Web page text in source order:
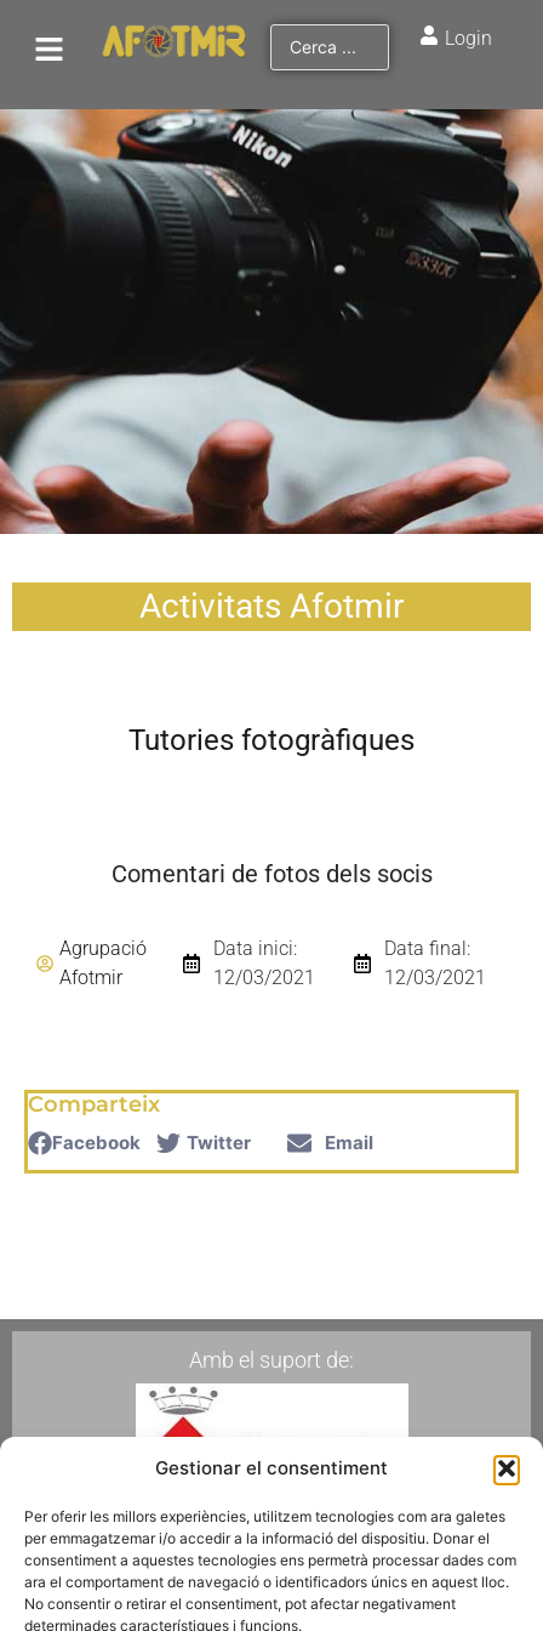
Gestionar el consentiment
Per oferir les millors experiències, utilitzem tecnologies com ara galetes
per emmagatzemar i/o accedir a la informació del dispositiu. Donar el
consentiment a aquestes tecnologies ens permetrà processar dades com
ara el comportament de navegació o identificadors únics en aquest lloc.
No consentir o retirar el consentiment, pot afectar negativament
determinades característiques i funcions.
Login
Activitats Afotmir
Tutories fotogràfiques
Comentari de fotos dels socis
Agrupació
Afotmir
Data inici:
12/03/2021
Data final:
12/03/2021
Comparteix
Facebook Twitter Email
Amb el suport de:
Membres de: